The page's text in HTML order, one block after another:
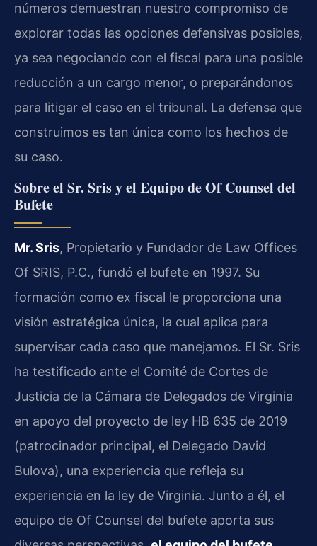
números demuestran nuestro compromiso de
explorar todas las opciones defensivas posibles,
ya sea negociando con el fiscal para una posible
reducción a un cargo menor, o preparándonos
para litigar el caso en el tribunal. La defensa que
construimos es tan única como los hechos de
su caso.
Sobre el Sr. Sris y el Equipo de Of Counsel del
Bufete
Mr. Sris, Propietario y Fundador de Law Offices
Of SRIS, P.C., fundó el bufete en 1997. Su
formación como ex fiscal le proporciona una
visión estratégica única, la cual aplica para
supervisar cada caso que manejamos. El Sr. Sris
ha testificado ante el Comité de Cortes de
Justicia de la Cámara de Delegados de Virginia
en apoyo del proyecto de ley HB 635 de 2019
(patrocinador principal, el Delegado David
Bulova), una experiencia que refleja su
experiencia en la ley de Virginia. Junto a él, el
equipo de Of Counsel del bufete aporta sus